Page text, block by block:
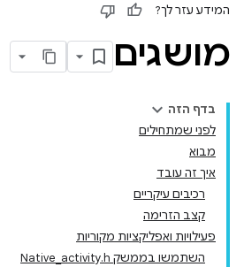
המידע עזר לך?
מושגים
בדף הזה
לפני שמתחילים
מבוא
איך זה עובד
רכיבים עיקריים
קצב הזרימה
פעילויות ואפליקציות מקוריות
השתמשו בממשק Native_activity.h